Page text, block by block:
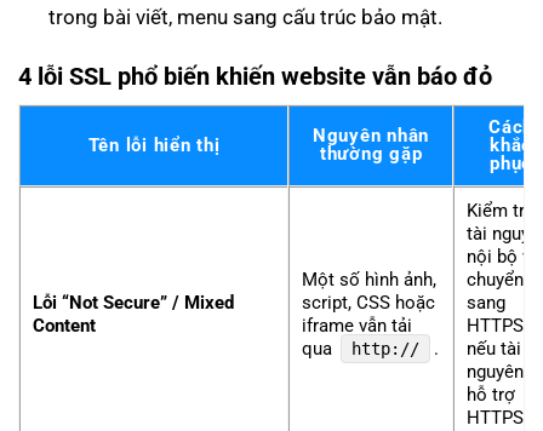
trong bài viết, menu sang cấu trúc bảo mật.
4 lỗi SSL phổ biến khiến website vẫn báo đỏ
Tên lỗi hiển thị
Nguyên nhân
thường gặp
Cách
khắc
phục
Lỗi “Not Secure” / Mixed
Content
Một số hình ảnh,
script, CSS hoặc
iframe vẫn tải
qua
http:// .
Kiểm tra
tài
nội bộ và
chuyển
sang
HTTPS
nếu tài
nguyên
hỗ trợ
HTTPS.